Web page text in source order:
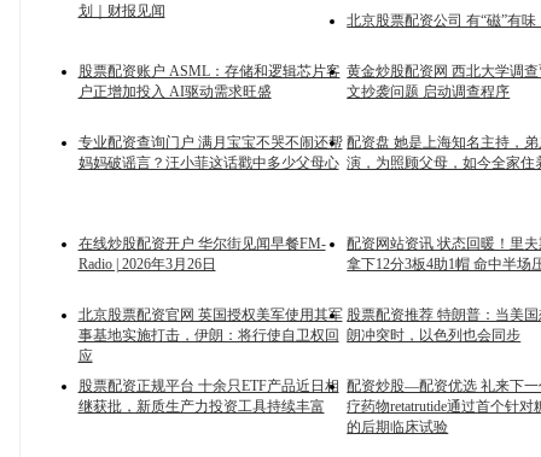
划｜财报见闻
北京股票配资公司 有“磁”有
股票配资账户 ASML：存储和逻辑芯片客
户正增加投入 AI驱动需求旺盛
黄金炒股配资网 西北大学调
文抄袭问题 启动调查程序
专业配资查询门户 满月宝宝不哭不闹还帮
妈妈破谣言？汪小菲这话戳中多少父母心
配资盘 她是上海知名主持，
演，为照顾父母，如今全家住
在线炒股配资开户 华尔街见闻早餐FM-
Radio | 2026年3月26日
配资网站资讯 状态回暖！里
拿下12分3板4助1帽 命中半场
北京股票配资官网 英国授权美军使用其军
事基地实施打击，伊朗：将行使自卫权回
应
股票配资推荐 特朗普：当美
朗冲突时，以色列也会同步
股票配资正规平台 十余只ETF产品近日相
继获批，新质生产力投资工具持续丰富
配资炒股—配资优选 礼来下
疗药物retatrutide通过首个针对
的后期临床试验